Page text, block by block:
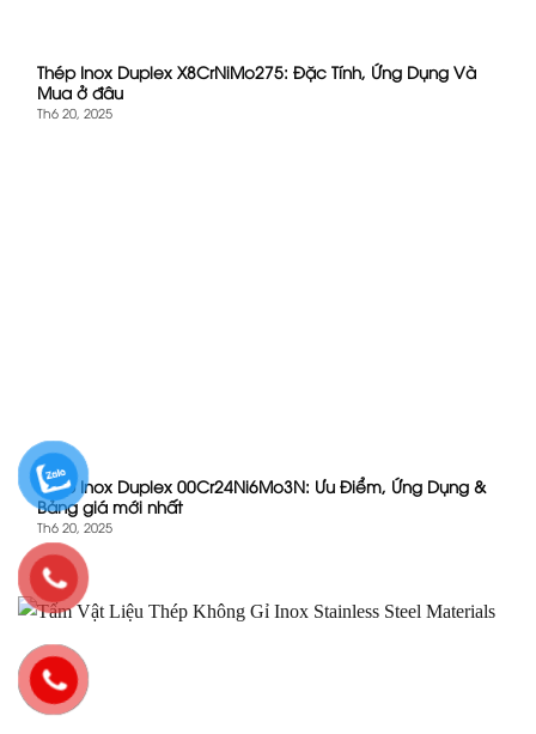
Thép Inox Duplex X8CrNiMo275: Đặc Tính, Ứng Dụng Và
Mua ở đâu
Th6 20, 2025
Thép Inox Duplex 00Cr24Ni6Mo3N: Ưu Điểm, Ứng Dụng &
Bảng giá mới nhất
Th6 20, 2025